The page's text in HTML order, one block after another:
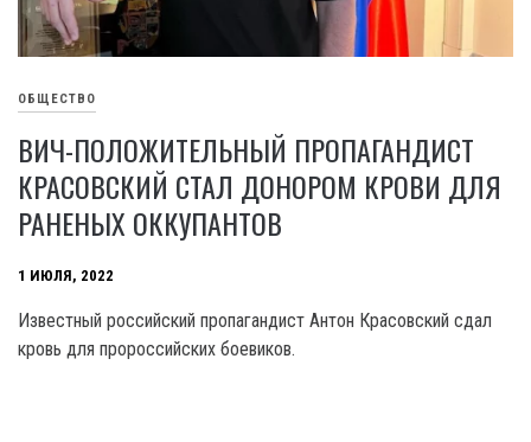
ОБЩЕСТВО
ВИЧ-ПОЛОЖИТЕЛЬНЫЙ ПРОПАГАНДИСТ
КРАСОВСКИЙ СТАЛ ДОНОРОМ КРОВИ ДЛЯ
РАНЕНЫХ ОККУПАНТОВ
1 ИЮЛЯ, 2022
Известный российский пропагандист Антон Красовский сдал
кровь для пророссийских боевиков.